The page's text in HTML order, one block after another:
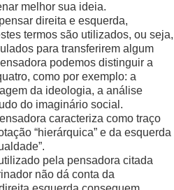
melhor sua ideia.
direita e esquerda,
termos são utilizados, ou seja,
para transferirem algum
podemos distinguir a
como por exemplo: a
da ideologia, a análise
do imaginário social.
caracteriza como traço
“hierárquica” e da esquerda
pela pensadora citada
não dá conta da